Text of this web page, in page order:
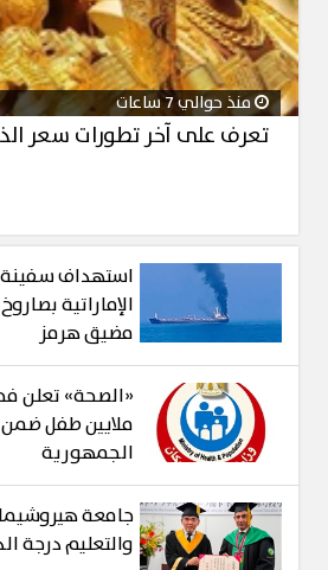
منذ حوالي 7 ساعات
تعرف على آخر تطورات سعر
استهداف سفينة
الإماراتية
مضيق هرمز
ملايين طفل
الجمهورية
جامعة هيروشيما
والتعليم درجة